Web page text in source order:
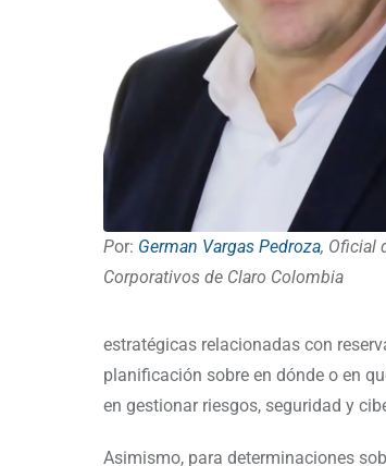
Por: German Vargas Pedroza, Oficial
Corporativos de Claro Colombia
estratégicas relacionadas con
planificación sobre en dónde o en
en gestionar riesgos, seguridad y
Asimismo, para determinaciones